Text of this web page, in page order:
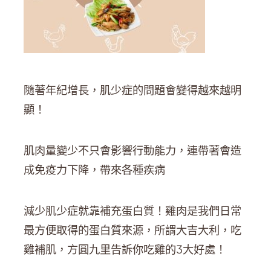
隨著年紀增長，肌少症的問題會變得越來越明
顯！
肌肉量變少不只會影響行動能力，連帶著會造
成免疫力下降，帶來各種疾病
減少肌少症就靠補充蛋白質！雞肉是我們日常
最方便取得的蛋白質來源，所謂大吉大利，吃
雞補肌，方圓九里告訴你吃雞的3大好處！